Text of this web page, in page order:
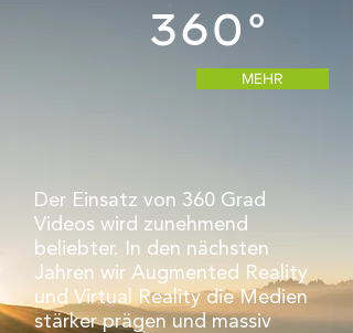
360°
MEHR
Der Einsatz von 360 Grad
Videos wird zunehmend
beliebter. In den nächsten
Jahren wir Augmented Reality
und Virtual Reality die Medien
stärker prägen und massiv